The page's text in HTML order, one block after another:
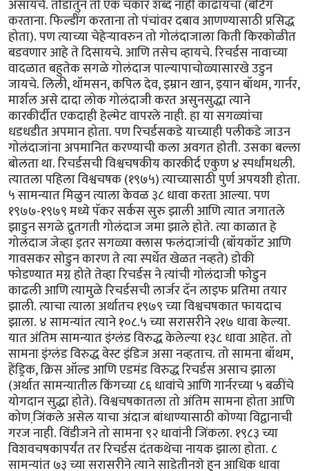
असायचे. तोंडातुन तो एक चकार शब्द नाही काढायचा (बॅटिंग
करताना. फिल्डींग करताना तो पंचांवर दबाव आणण्यासाठी प्रसिद्ध
होता). पण त्याच्या चेहेर्‍यावरुन तो गोलंदाजाला किती किरकोळीत
बडवणार आहे ते दिसायचे. आणि तसेच व्हायचे. रिचर्डस नावाच्या
वादळात बहुतेक सगळे गोलंदाज पाल्यापाचोळ्यासारखे उडुन
जायचे. लिली, थॉमसन, कपिल देव, इम्रान खान, इयान बॉथम, गार्नर,
मार्शल असे दादा लोक गोलंदाजी करत असुनसुद्धा त्याने
कारकीर्दीत एकदाही हेल्मेट वापरले नाही. हा या सगळ्यांचा
धडधडीत अपमान होता. पण रिचर्डसकडे याच्याही पलीकडे जाउन
गोलंदाजांना अपमानित करण्याची कला अवगत होती. उसका बल्ला
बोलता था. रिचर्डसची विश्वचषकीय कारकीर्द एकुण ४ स्पर्धांमधली.
त्यातला पहिला विश्वचषक (१९७५) त्याच्यासाठी पुर्ण अपयशी होता.
५ सामन्यात मिळुन त्याला केवळ ३८ धावा करता आल्या. पण
१९७७-१९७९ मध्ये पॅकर सर्कस सुरु झाली आणि त्यात जगातले
झाडुन सगळे द्रुतगती गोलंदाज जमा झाले होते. त्या काळात हे
गोलंदाज जेव्हा इतर सगळ्या क्लास फलंदाजांची (बॉयकॉट आणि
गावसकर सोडुन कारण ते त्या स्पर्धेत खेळत नव्हते) डोकी
फोडण्यात मग्न होते तेव्हा रिचर्डस ने त्यांची गोलंदाजी फोडुन
काढली आणि त्यामुळे रिचर्डसची लार्जर दॅन लाइफ प्रतिमा तयार
झाली. त्याचा त्याला अर्थातच १९७९ च्या विश्वचषकात फायदाच
झाला. ४ सामन्यांत त्याने १०८.५ च्या सरासरीने २१७ धावा केल्या.
यात अंतिम सामन्यात इंग्लंड विरुद्ध केलेल्या १३८ धावा आहेत. तो
सामना इंग्लंड विरुद्ध वेस्ट इंडिज असा नव्हताच. तो सामना बॉथम,
हेंड्रिक, क्रिस ऑल्ड आणि एडमंड विरुद्ध रिचर्डस असाच झाला
(अर्थात सामन्यातील किंगच्या ८६ धावांचे आणि गार्नरच्या ५ बळींचे
योगदान सुद्धा होते). विश्वचषकातला तो अंतिम सामना होता आणि
कोण जि़ंकले असेल याचा अंदाज बांधाण्यासाठी कोण्या विद्वानाची
गरज नाही. विंडीजने तो सामना ९२ धावांनी जिंकला. १९८३ च्या
विशवचषकापर्यंत तर रिचर्डस दंतकथेचा नायक झाला होता. ८
सामन्यांत ७३ च्या सरासरीने त्याने साडेतीनशे हुन आधिक धावा